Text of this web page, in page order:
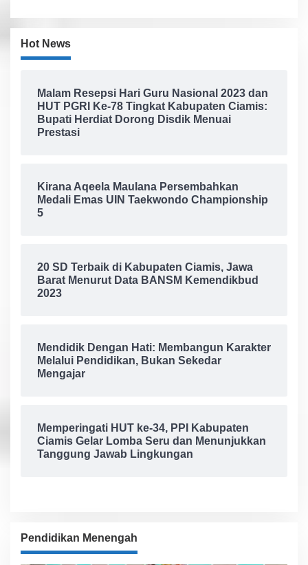
Hot News
Malam Resepsi Hari Guru Nasional 2023 dan
HUT PGRI Ke-78 Tingkat Kabupaten Ciamis:
Bupati Herdiat Dorong Disdik Menuai
Prestasi
Kirana Aqeela Maulana Persembahkan
Medali Emas UIN Taekwondo Championship
5
20 SD Terbaik di Kabupaten Ciamis, Jawa
Barat Menurut Data BANSM Kemendikbud
2023
Mendidik Dengan Hati: Membangun Karakter
Melalui Pendidikan, Bukan Sekedar
Mengajar
Memperingati HUT ke-34, PPI Kabupaten
Ciamis Gelar Lomba Seru dan Menunjukkan
Tanggung Jawab Lingkungan
Pendidikan Menengah